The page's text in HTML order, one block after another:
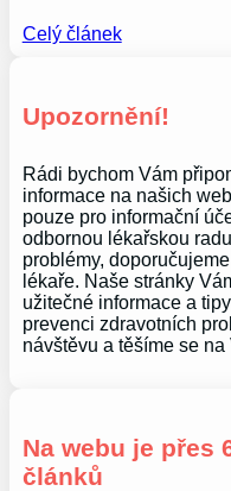
Celý článek
Upozornění!
Rádi bychom Vám
informace na našich
pouze pro informační
odbornou lékařskou
problémy,
lékaře. Naše stránky
užitečné informace a
prevenci zdravotních
návštěvu a těšíme se na
Na webu je přes
článků